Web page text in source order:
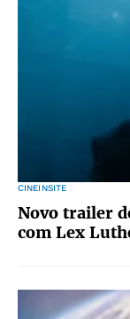
CINEINSITE
Novo trailer
com Lex